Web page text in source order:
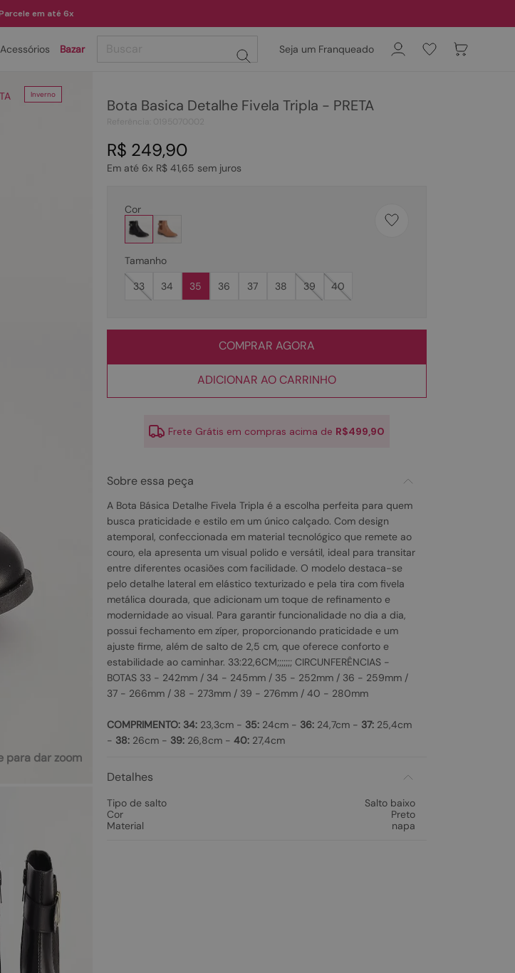
em até 6x
Bazar Seja um Franqueado
Inverno
para dar zoom
Bota Basica Detalhe Fivela Tripla - PRETA
R$ 249,90
Em até 6x R$ 41,65 sem juros
Cor
Tamanho
35
40
39
33 38
34 36 37
COMPRAR AGORA
ADICIONAR AO CARRINHO
Frete Grátis em compras acima de R$499,90
Sobre essa peça
A Bota Básica Detalhe Fivela Tripla é a escolha perfeita para quem
busca praticidade e estilo em um único calçado. Com design
atemporal, confeccionada em material tecnológico que remete ao
couro, ela apresenta um visual polido e versátil, ideal para transitar
entre diferentes ocasiões com facilidade. O modelo destaca-se
pelo detalhe lateral em elástico texturizado e pela tira com fivela
metálica dourada, que adicionam um toque de refinamento e
modernidade ao visual. Para garantir funcionalidade no dia a dia,
possui fechamento em zíper, proporcionando praticidade e um
ajuste firme, além de salto de 2,5 cm, que oferece conforto e
estabilidade ao caminhar. 33:22,6CM;;;;;;; CIRCUNFERÊNCIAS -
BOTAS 33 - 242mm / 34 - 245mm / 35 - 252mm / 36 - 259mm /
37 - 266mm / 38 - 273mm / 39 - 276mm / 40 - 280mm
COMPRIMENTO: 34:23,3cm - 35:24cm - 36:24,7cm - 37:25,4cm
- 38:26cm - 39:26,8cm - 40:27,4cm
Detalhes
Tipo de salto
Salto baixo
Cor
Preto
Material
napa
TERMOS MAIS BUSCADOS